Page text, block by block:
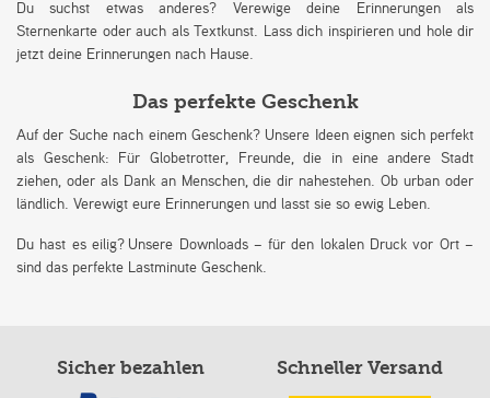
Du suchst etwas anderes? Verewige deine Erinnerungen als
Sternenkarte oder auch als Textkunst. Lass dich inspirieren und hole dir
jetzt deine Erinnerungen nach Hause.
Das perfekte Geschenk
Auf der Suche nach einem Geschenk? Unsere Ideen eignen sich perfekt
als Geschenk: Für Globetrotter, Freunde, die in eine andere Stadt
ziehen, oder als Dank an Menschen, die dir nahestehen. Ob urban oder
ländlich. Verewigt eure Erinnerungen und lasst sie so ewig Leben.
Du hast es eilig? Unsere Downloads – für den lokalen Druck vor Ort –
sind das perfekte Lastminute Geschenk.
Sicher bezahlen Schneller Versand